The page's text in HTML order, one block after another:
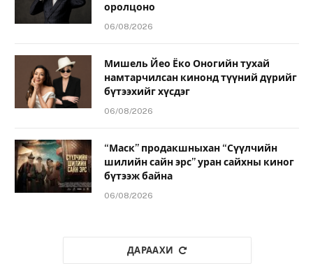
оролцоно
06/08/2026
Мишель Йео Ёко Оногийн тухай
намтарчилсан кинонд түүний дүрийг
бүтээхийг хүсдэг
06/08/2026
“Маск” продакшныхан “Сүүлчийн
шилийн сайн эрс” уран сайхны киног
бүтээж байна
06/08/2026
ДАРААХИ